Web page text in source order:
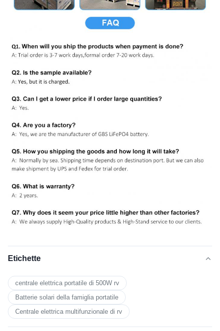
Etichette
centrale elettrica portatile di 500W rv
Batterie solari della famiglia portatile
Centrale elettrica multifunzionale di rv